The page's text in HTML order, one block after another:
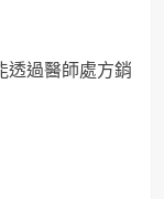
透過醫師處方銷